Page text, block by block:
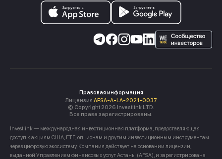
Правовая информация
Лицензия AFSA-A-LA-2021-0037
© Copyright 2026 Investlink LTD.
Все права зарегистрированы.
Investlink — международная инвестиционная платформа, предоставляющая
доступ к акциям США, ETF, опционам и другим инвестиционным инструментам
через цифровую экосистему. Компания действует на основании лицензии,
выданной Управлением финансовых услуг Астаны (AFSA), и зарегистрирована